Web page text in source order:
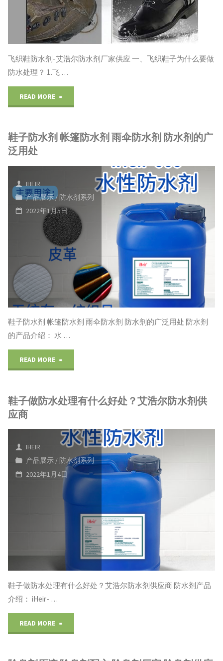
子
帐
伞
纳
米
水
剂"
飞织鞋防水剂-艾浩尔防水剂厂家供应 一、飞织鞋子为什么要做
防水处理？ 1.飞 …
READ MORE
鞋
剂-
艾
浩
尔
水
剂
厂
家
鞋子防水剂 帐篷防水剂 雨伞防水剂 防水剂的广
泛用处
IHEIR
产品展示/ 防水剂系列
2022年1月5日
鞋子防水剂 帐篷防水剂 雨伞防水剂 防水剂的广泛用处 防水剂
的产品介绍： 水 …
READ MORE
防
剂
帐
篷
雨
伞
防
水
鞋子做防水处理有什么好处？艾浩尔防水剂供
应商
IHEIR
产品展示 / 防水剂系列
2022年1月4日
鞋子做防水处理有什么好处？艾浩尔防水剂供应商 防水剂产品
介绍： iHeir- …
READ MORE